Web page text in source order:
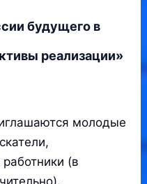
будущего в
реализации»
молодые
(в